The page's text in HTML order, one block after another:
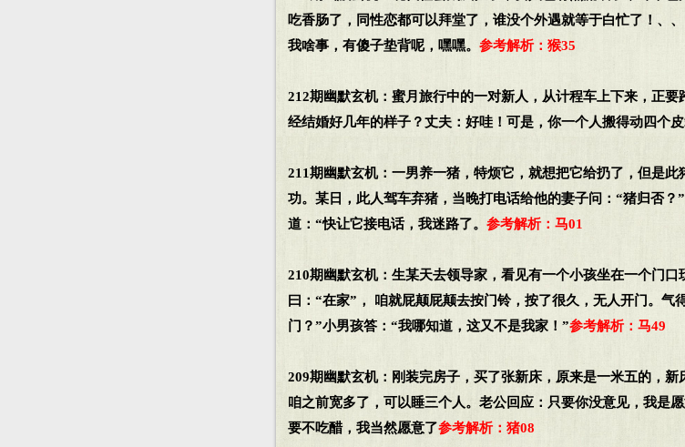
吃香肠了，同性恋都可以拜堂了，谁没个外遇就等于白忙了！、
我啥事，有傻子垫背呢，嘿嘿。参考解析：猴35
212期幽默玄机：蜜月旅行中的一对新人，从计程车上下来，正
经结婚好几年的样子？丈夫：好哇！可是，你一个人搬得动四个
211期幽默玄机：一男养一猪，特烦它，就想把它给扔了，但是
功。某日，此人驾车弃猪，当晚打电话给他的妻子问：“猪归否
道：“快让它接电话，我迷路了。参考解析：马01
210期幽默玄机：生某天去领导家，看见有一个小孩坐在一个门
曰：“在家”， 咱就屁颠屁颠去按门铃，按了很久，无人开门。气
门？”小男孩答：“我哪知道，这又不是我家！”参考解析：马49
209期幽默玄机：刚装完房子，买了张新床，原来是一米五的，
咱之前宽多了，可以睡三个人。老公回应：只要你没意见，我是
要不吃醋，我当然愿意了参考解析：猪08